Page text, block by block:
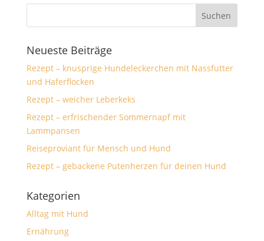
Neueste Beiträge
Rezept – knusprige Hundeleckerchen mit Nassfutter
und Haferflocken
Rezept – weicher Leberkeks
Rezept – erfrischender Sommernapf mit
Lammpansen
Reiseproviant für Mensch und Hund
Rezept – gebackene Putenherzen für deinen Hund
Kategorien
Alltag mit Hund
Ernährung